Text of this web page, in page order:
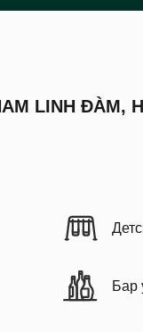
LINH ĐÀM,
Бар